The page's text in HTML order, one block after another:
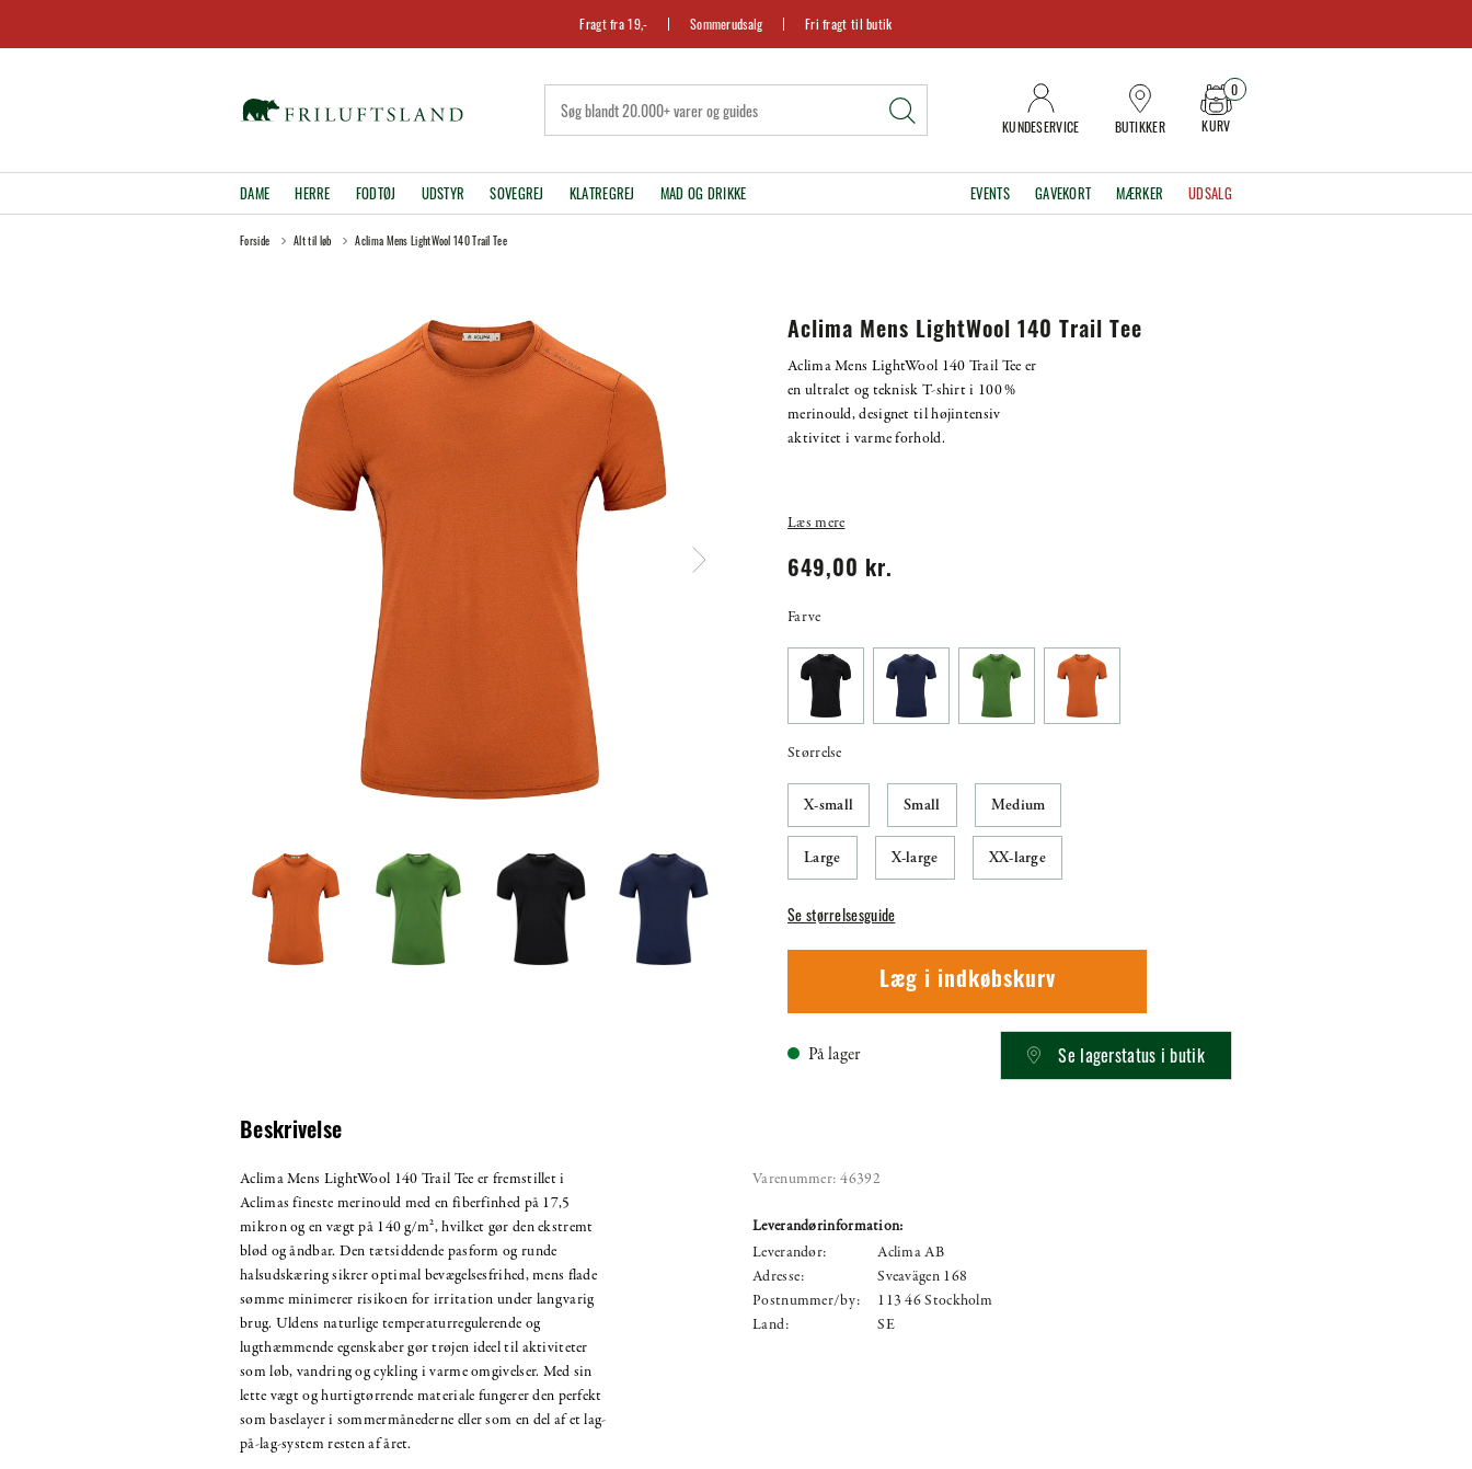
Fragt fra 19,- Sommerudsalg Fri fragt til butik
KUNDESERVICE BUTIKKER KURV
0
DAME HERRE FODTØJ UDSTYR SOVEGREJ KLATREGREJ MAD OG DRIKKE EVENTS GAVEKORT MÆRKER UDSALG
Forside Alt til løb Aclima Mens LightWool 140 Trail Tee
Aclima Mens LightWool 140 Trail Tee
Aclima Mens LightWool 140 Trail Tee er
en ultralet og teknisk T-shirt i 100 %
merinould, designet til højintensiv
aktivitet i varme forhold.
Læs mere
649,00 kr.
Farve
Størrelse
X-small Small Medium
Large X-large XX-large
Se størrelsesguide
Læg i indkøbskurv
På lager Se lagerstatus i butik
Beskrivelse
Aclima Mens LightWool 140 Trail Tee er fremstillet i
Aclimas fineste merinould med en fiberfinhed på 17,5
mikron og en vægt på 140 g/m², hvilket gør den ekstremt
blød og åndbar. Den tætsiddende pasform og runde
halsudskæring sikrer optimal bevægelsesfrihed, mens flade
sømme minimerer risikoen for irritation under langvarig
brug. Uldens naturlige temperaturregulerende og
lugthæmmende egenskaber gør trøjen ideel til aktiviteter
som løb, vandring og cykling i varme omgivelser. Med sin
lette vægt og hurtigtørrende materiale fungerer den perfekt
som baselayer i sommermånederne eller som en del af et lag-
på-lag-system resten af året.
Varenummer: 46392
Leverandørinformation:
Leverandør:
Aclima AB
Adresse:
Sveavägen 168
Postnummer/by:
113 46 Stockholm
Land:
SE